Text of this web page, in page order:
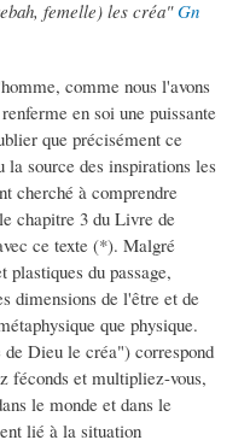
femelle) les créa"Gn
comme nous l'avons
en soi une puissante
que précisément ce
la source des inspirations les
cherché à comprendre
chapitre 3 du Livre de
ce texte (*). Malgré
plastiques du passage,
dimensions de l'être et de
que physique.
Dieu le créa") correspond
féconds et multipliez-vous,
le monde et dans le
lié à la situation